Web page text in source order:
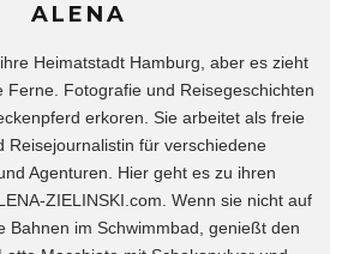
ALENA
Heimatstadt Hamburg, aber es zieht
Ferne. Fotografie und Reisegeschichten
erkoren. Sie arbeitet als freie
Reisejournalistin für verschiedene
Agenturen. Hier geht es zu ihren
ZIELINSKI.com. Wenn sie nicht auf
Bahnen im Schwimmbad, genießt den